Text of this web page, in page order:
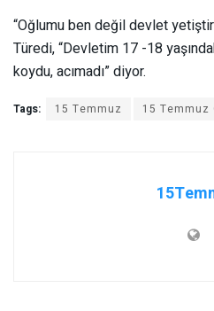
“Oğlumu ben değil devlet
Türedi, “Devletim 17 -18
koydu, acımadı” diyor.
Tags: 15 Temmuz 15 Temmuz